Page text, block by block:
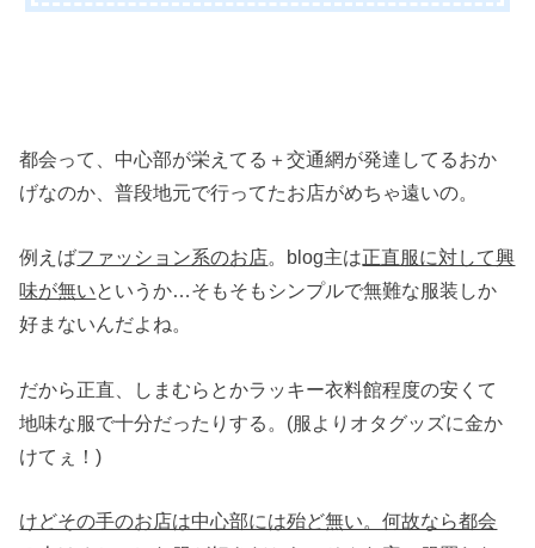
都会って、中心部が栄えてる＋交通網が発達してるおか
げなのか、普段地元で行ってたお店がめちゃ遠いの。
例えばファッション系のお店。blog主は正直服に対して興
味が無いというか…そもそもシンプルで無難な服装しか
好まないんだよね。
だから正直、しまむらとかラッキー衣料館程度の安くて
地味な服で十分だったりする。(服よりオタグッズに金か
けてぇ！)
けどその手のお店は中心部には殆ど無い。何故なら都会